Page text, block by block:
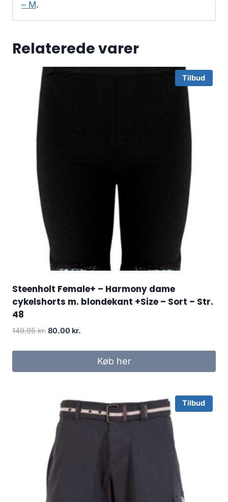
– M.
Relaterede varer
Tilbud
Steenholt Female+ – Harmony dame
cykelshorts m. blondekant +Size – Sort – Str.
48
149.95kr. Original
was:
80.00 kr.
is:
80.00 kr..
Køb her
Tilbud